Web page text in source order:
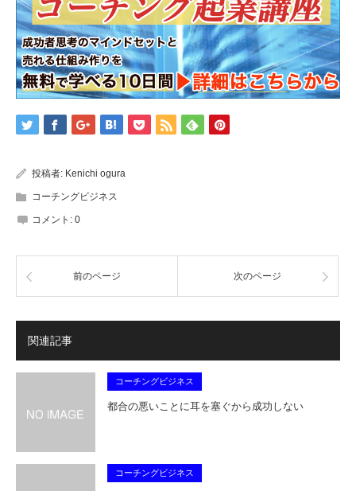
投稿者: Kenichi ogura
コーチングビジネス
コメント: 0
前のページ 次のページ
関連記事
コーチングビジネス
都合の悪いことに耳を塞ぐから成功しない
コーチングビジネス